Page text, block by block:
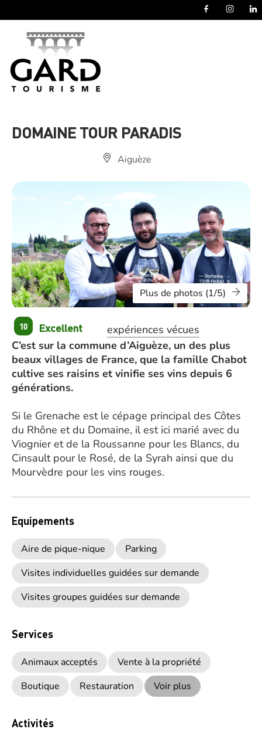
DOMAINE TOUR PARADIS
Aiguèze
Plus de photos (1/5)
10 Excellent
expériences vécues
C’est sur la commune d’Aiguèze, un des plus
beaux villages de France, que la famille Chabot
cultive ses raisins et vinifie ses vins depuis 6
générations.
Si le Grenache est le cépage principal des Côtes
du Rhône et du Domaine, il est ici marié avec du
Viognier et de la Roussanne pour les Blancs, du
Cinsault pour le Rosé, de la Syrah ainsi que du
Mourvèdre pour les vins rouges.
Equipements
Aire de pique-nique
Parking
Visites individuelles guidées sur demande
Visites groupes guidées sur demande
Services
Animaux acceptés
Vente à la propriété
Boutique
Restauration Voir plus
Activités